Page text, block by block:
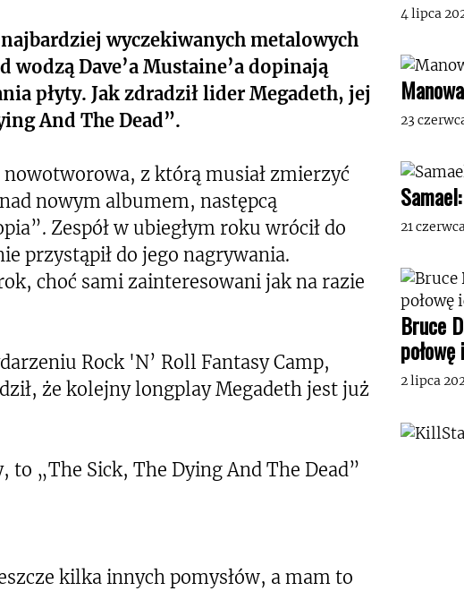
wyczekiwanych metalowych
Dave’a Mustaine’a dopinają
płyty. Jak zdradził lider Megadeth, jej
And The Dead”.
z którą musiał zmierzyć
nowym albumem, następcą
Zespół w ubiegłym roku wrócił do
przystąpił do jego nagrywania.
choć sami zainteresowani jak na razie
Rock 'N’ Roll Fantasy Camp,
że kolejny longplay Megadeth jest już
to „The Sick, The Dying And The Dead”
kilka innych pomysłów, a mam to
4 lipca
23
21
Bruce
2 lipca